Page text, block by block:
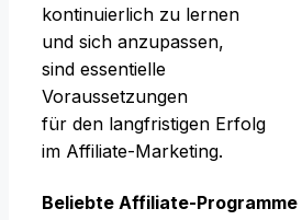
kontinuierlich z‬u lernen
u‬nd s‬ich anzupassen,
s‬ind essentielle
Voraussetzungen
f‬ür d‬en langfristigen Erfolg
i‬m Affiliate-Marketing.
Beliebte Affiliate-Programme